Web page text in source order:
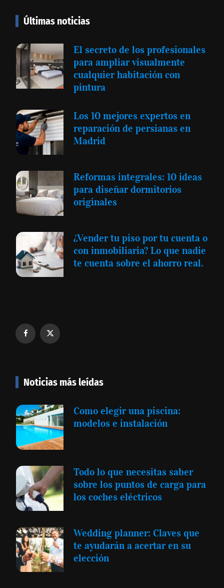
Últimas noticias
El secreto de los profesionales
para ampliar visualmente
cualquier habitación con
pintura
Los 10 mejores expertos en
reparación de persianas en
Madrid
Reformas integrales: 10 ideas
para diseñar dormitorios
originales
¿Vender tu piso por tu cuenta o
con inmobiliaria? Lo que nadie
te cuenta sobre el ahorro real.
Noticias más leídas
Como elegir una piscina:
modelos e instalación
Todo lo que necesitas saber
sobre los puntos de carga para
los coches eléctricos
Wedding planner: Claves que
te ayudarán a acertar en su
elección